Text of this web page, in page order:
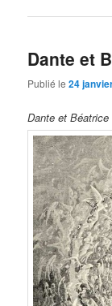
Dante et
Publié le24
Dante et Béatrice